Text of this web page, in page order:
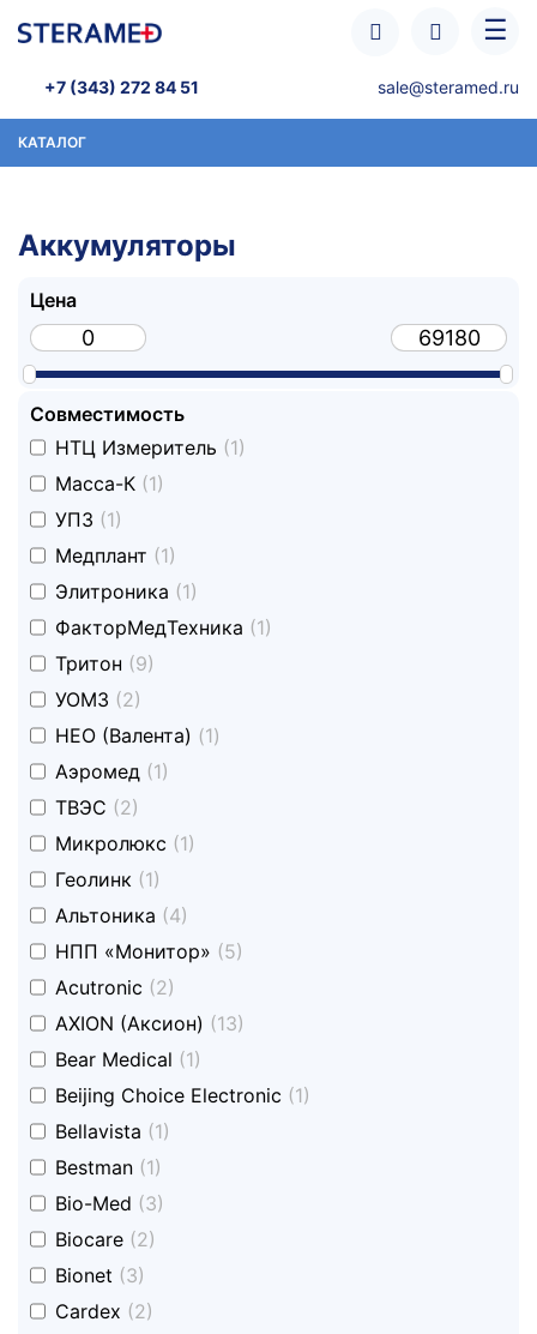
☰
+7 (343) 272 84 51 sale@steramed.ru
КАТАЛОГ
Аккумуляторы
Цена
Совместимость
undefined
НТЦ Измеритель (1)
undefined
Масса-К (1)
undefined
УПЗ (1)
undefined
Медплант (1)
undefined
Элитроника (1)
undefined
ФакторМедТехника (1)
undefined
Тритон (9)
undefined
УОМЗ (2)
undefined
НЕО (Валента) (1)
undefined
Аэромед (1)
undefined
ТВЭС (2)
undefined
Микролюкс (1)
undefined
Геолинк (1)
undefined
Альтоника (4)
undefined
НПП «Монитор» (5)
undefined
Acutronic (2)
undefined
AXION (Аксион) (13)
undefined
Bear Medical (1)
undefined
Beijing Choice Electronic (1)
undefined
Bellavista (1)
undefined
Bestman (1)
undefined
Bio-Med (3)
undefined
Biocare (2)
undefined
Bionet (3)
undefined
Cardex (2)